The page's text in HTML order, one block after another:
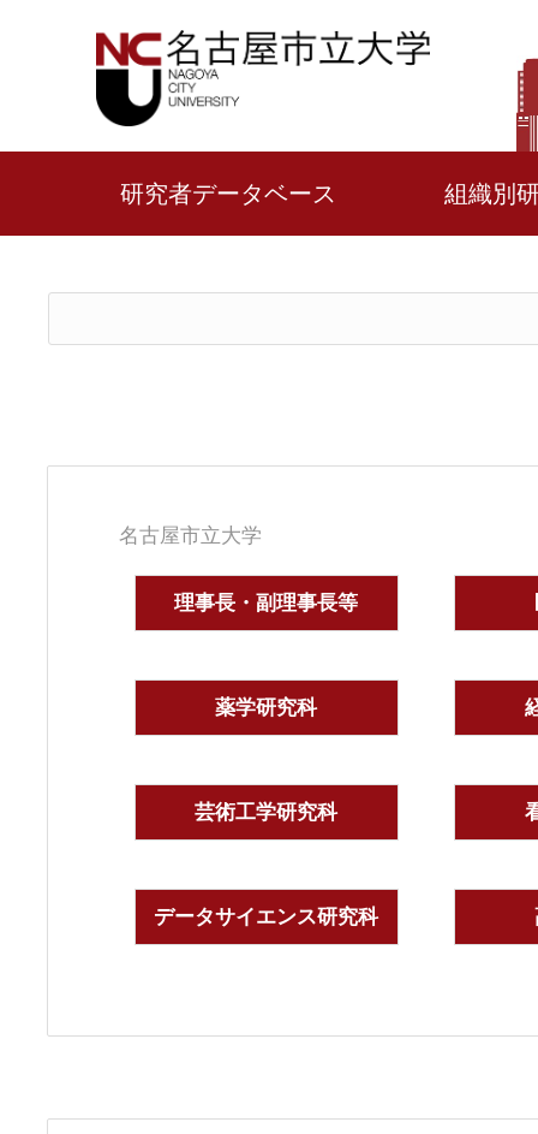
研究者データベース 組織別
名古屋市立大学
理事長・副理事長等
薬学研究科
芸術工学研究科
データサイエンス研究科